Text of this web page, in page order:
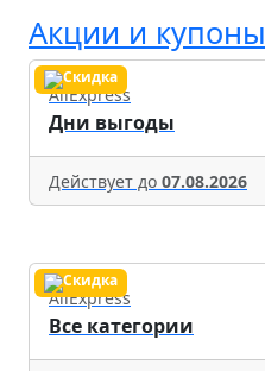
Акции и купоны
AliExpress
Дни выгоды
Действует до 07.08.2026
AliExpress
Все категории